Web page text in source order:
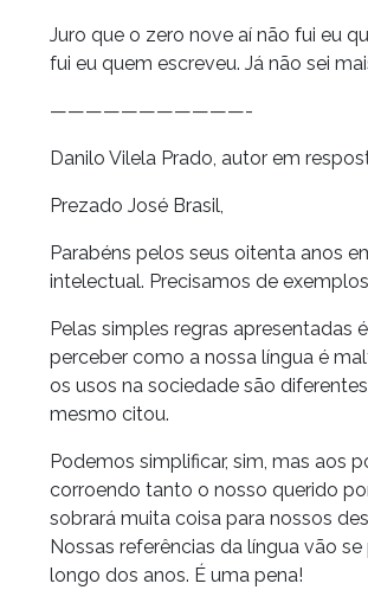
Juro que o zero nove aí não fui eu
fui eu quem escreveu. Já não sei
———————————-
Danilo Vilela Prado, autor em
Prezado José Brasil,
Parabéns pelos seus oitenta anos
intelectual. Precisamos de
Pelas simples regras apresentadas
perceber como a nossa língua é
os usos na sociedade são
mesmo citou.
Podemos simplificar, sim, mas aos
corroendo tanto o nosso querido
sobrará muita coisa para nossos
Nossas referências da língua vão
longo dos anos. É uma pena!